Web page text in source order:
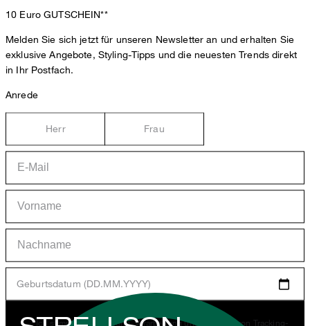
10 EuroGUTSCHEIN**
Melden Sie sich jetzt für unseren Newsletter an und erhalten Sie
exklusive Angebote, Styling-Tipps und die neuesten Trends direkt
in Ihr Postfach.
Anrede
Herr Frau
Geburtsdatum (DD.MM.YYYY)
*Ich stimme der Erhebung, Verarbeitung und Nutzung von Tracking-